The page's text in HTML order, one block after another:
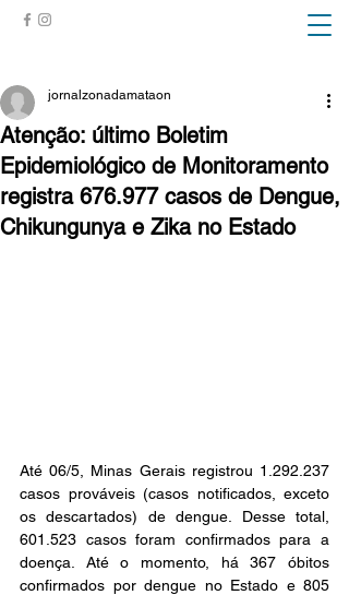
Atenção: último Boletim
Epidemiológico de Monitoramento
registra 676.977 casos de Dengue,
Chikungunya e Zika no Estado
jornalzonadamataon
Até 06/5, Minas Gerais registrou 1.292.237
casos prováveis (casos notificados, exceto
os descartados) de dengue. Desse total,
601.523 casos foram confirmados para a
doença. Até o momento, há 367 óbitos
confirmados por dengue no Estado e 805